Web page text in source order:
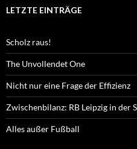
LETZTE EINTRÄGE
Scholz raus!
The Unvollendet One
Nicht nur eine Frage der Effizienz
Zwischenbilanz: RB Leipzig in der
Alles außer Fußball